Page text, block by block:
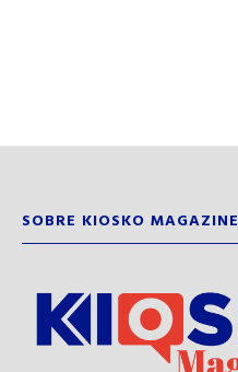
SOBRE KIOSKO MAGAZINE